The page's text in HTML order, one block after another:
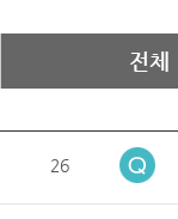
전체
26